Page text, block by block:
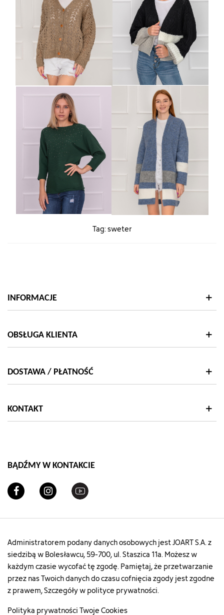
Tag:sweter
INFORMACJE
OBSŁUGA KLIENTA
DOSTAWA / PŁATNOŚĆ
KONTAKT
BĄDŹMY W KONTAKCIE
Administratorem podany danych osobowych jest JOART S.A. z
siedzibą w Bolesławcu, 59-700, ul. Staszica 11a. Możesz w
każdym czasie wycofać tę zgodę. Pamiętaj, że przetwarzanie
przez nas Twoich danych do czasu cofnięcia zgody jest zgodne
z prawem, Szczegóły w polityce prywatności.
Polityka prywatnościTwoje Cookies